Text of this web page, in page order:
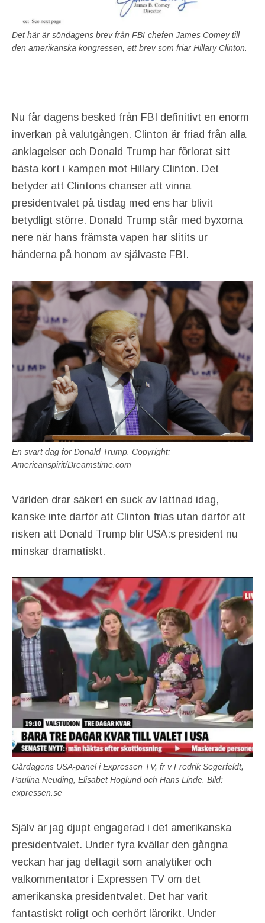
Det här är söndagens brev från FBI-chefen James Comey till
den amerikanska kongressen, ett brev som friar Hillary Clinton.
Nu får dagens besked från FBI definitivt en enorm
inverkan på valutgången. Clinton är friad från alla
anklagelser och Donald Trump har förlorat sitt
bästa kort i kampen mot Hillary Clinton. Det
betyder att Clintons chanser att vinna
presidentvalet på tisdag med ens har blivit
betydligt större. Donald Trump står med byxorna
nere när hans främsta vapen har slitits ur
händerna på honom av självaste FBI.
En svart dag för Donald Trump. Copyright:
Americanspirit/Dreamstime.com
Världen drar säkert en suck av lättnad idag,
kanske inte därför att Clinton frias utan därför att
risken att Donald Trump blir USA:s president nu
minskar dramatiskt.
Gårdagens USA-panel i Expressen TV, fr v Fredrik Segerfeldt,
Paulina Neuding, Elisabet Höglund och Hans Linde. Bild:
expressen.se
Själv är jag djupt engagerad i det amerikanska
presidentvalet. Under fyra kvällar den gångna
veckan har jag deltagit som analytiker och
valkommentator i Expressen TV om det
amerikanska presidentvalet. Det har varit
fantastiskt roligt och oerhört lärorikt. Under